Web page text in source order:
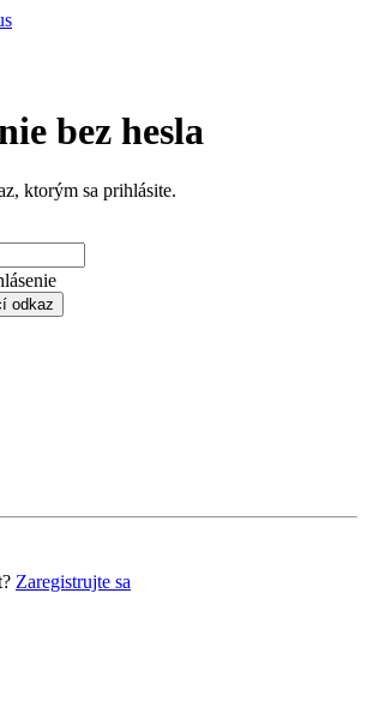
bez hesla
ktorým sa prihlásite.
odkaz
Zaregistrujte sa